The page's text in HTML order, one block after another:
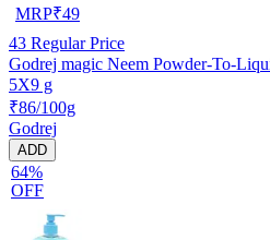
MRP₹49
43 Regular Price
Godrej magic Neem Powder-To-
5X9 g
₹86/100g
Godrej
ADD
64%
OFF